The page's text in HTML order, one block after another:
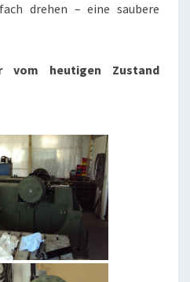
drehen – eine saubere
vom heutigen Zustand